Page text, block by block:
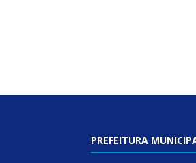
PREFEITURA